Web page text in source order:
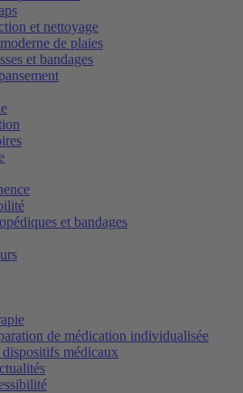
et nettoyage
de plaies
et bandages
et bandages
de médication individualisée
médicaux